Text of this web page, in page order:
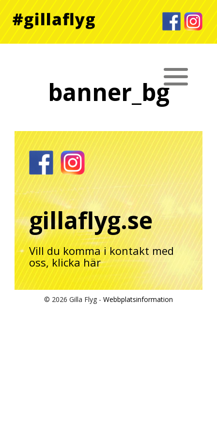
banner_bg
gillaflyg.se
Vill du komma i kontakt med
oss, klicka här
© 2026 Gilla Flyg - Webbplatsinformation